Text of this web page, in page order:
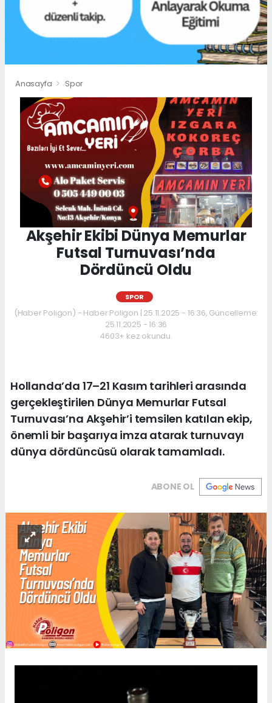
Anasayfa Spor
Akşehir Ekibi Dünya Memurlar
Futsal Turnuvası’nda
Dördüncü Oldu
SPOR
(Haber Poligon) - Haber Poligon | 25.11.2025 - 16:36, Güncelleme:
25.11.2025 - 16:36
4603+ kez okundu.
Hollanda’da 17–21 Kasım tarihleri arasında
gerçekleştirilen Dünya Memurlar Futsal
Turnuvası’na Akşehir’i temsilen katılan ekip,
önemli bir başarıya imza atarak turnuvayı
dünya dördüncüsü olarak tamamladı.
ABONE OL